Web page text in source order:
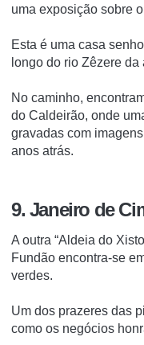
uma exposição sobre
Esta é uma casa
longo do rio Zêzere da
No caminho,
do Caldeirão, onde
gravadas com
anos atrás.
9. Janeiro de
A outra “Aldeia do
Fundão encontra-se
verdes.
Um dos prazeres das
como os negócios